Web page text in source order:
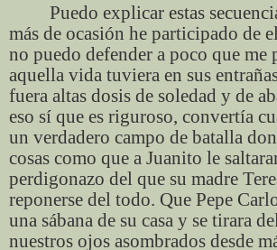
Puedo explicar estas
más de ocasión he participado de
no puedo defender a poco que me
aquella vida tuviera en sus
fuera altas dosis de soledad y de
eso sí que es riguroso, convertía
un verdadero campo de batalla
cosas como que a Juanito le
perdigonazo del que su madre
reponerse del todo. Que Pepe
una sábana de su casa y se tirara
nuestros ojos asombrados desde